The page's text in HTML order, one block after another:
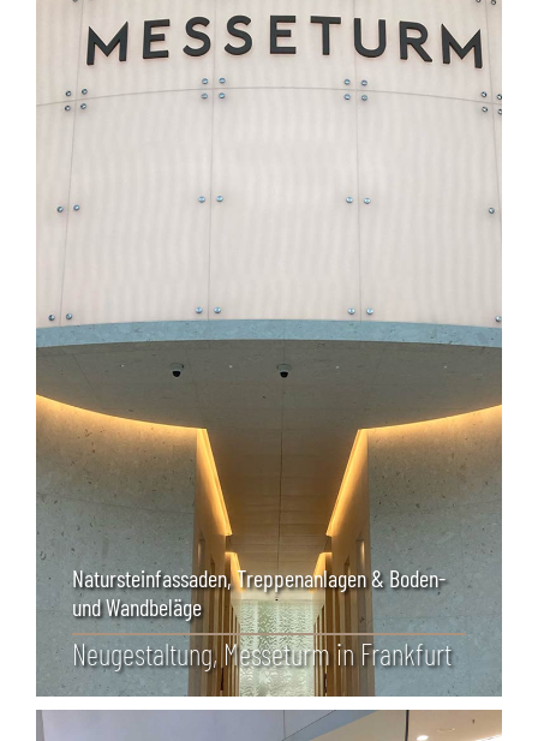
Neu­gestaltung, Messeturm in Frankfurt
Natursteinfassaden,Treppenanlagen & Boden-
und Wandbeläge